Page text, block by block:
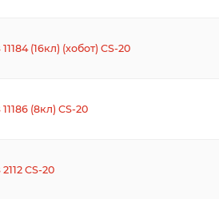
(16кл) (хобот) CS-20
(8кл) CS-20
CS-20